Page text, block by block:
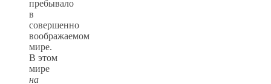
пребывало
в
совершенно
воображаемом
мире.
В этом
мире
на